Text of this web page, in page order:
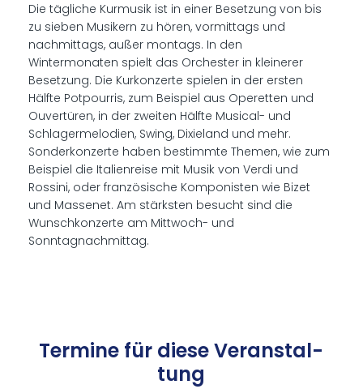
Die tägliche Kurmusik ist in einer Besetzung von bis
zu sieben Musikern zu hören, vormittags und
nachmittags, außer montags. In den
Wintermonaten spielt das Orchester in kleinerer
Besetzung. Die Kurkonzerte spielen in der ersten
Hälfte Potpourris, zum Beispiel aus Operetten und
Ouvertüren, in der zweiten Hälfte Musical- und
Schlagermelodien, Swing, Dixieland und mehr.
Sonderkonzerte haben bestimmte Themen, wie zum
Beispiel die Italienreise mit Musik von Verdi und
Rossini, oder französische Komponisten wie Bizet
und Massenet. Am stärksten besucht sind die
Wunschkonzerte am Mittwoch- und
Sonntagnachmittag.
Ter­mi­ne für die­se Ver­an­stal­
tung